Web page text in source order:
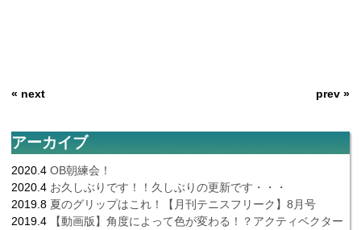
« next prev »
アーカイブ
2020.4 OB朝練会！
2020.4 お久しぶりです！！久しぶりの更新です・・・
2019.8 夏のグリップはこれ！【月刊テニスフリーク】8月号
2019.4
【動画版】角度によって色が変わる！？アクティベクター